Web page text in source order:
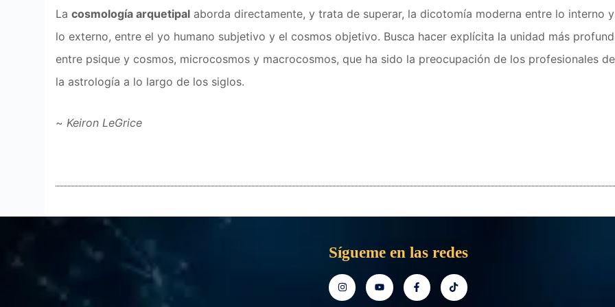
La cosmología arquetipal aborda directamente, y trata de superar, la dicotomía moderna entre lo interno y
lo externo, entre el yo humano subjetivo y el cosmos objetivo. Busca hacer explícita la unidad más
entre psique y cosmos, microcosmos y macrocosmos, que ha sido la preocupación de los profesionales de
la astrología a lo largo de los siglos.
~ Keiron LeGrice
Sígueme en las redes